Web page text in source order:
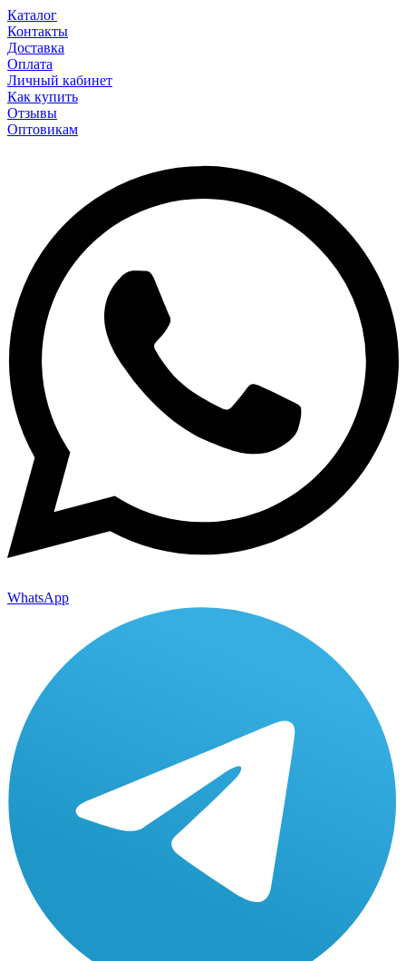
Каталог
Контакты
Доставка
Оплата
Личный кабинет
Как купить
Отзывы
Оптовикам
WhatsApp